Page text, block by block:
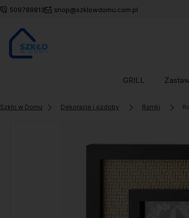
509789813 shop@szklowdomu.com.pl
GRILL
Szkło w Domu Dekoracje i ozdoby Ramki